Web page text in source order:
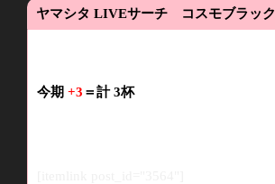
ヤマシタ LIVEサーチ コスモブラック
今期 +3 ＝計3杯